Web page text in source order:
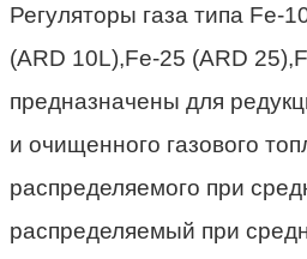
Регуляторы газа типа Fe-
(ARD 10L),Fe-25 (ARD
предназначены для
и очищенного газового
распределяемого при
распределяемый при